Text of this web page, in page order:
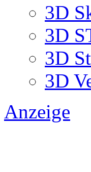
3D
3D
3D
3D
Anzeige